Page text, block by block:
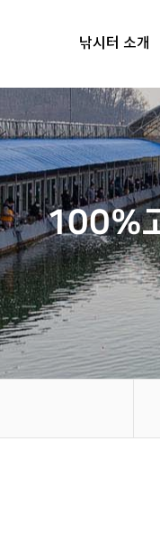
낚시터 소개
100%